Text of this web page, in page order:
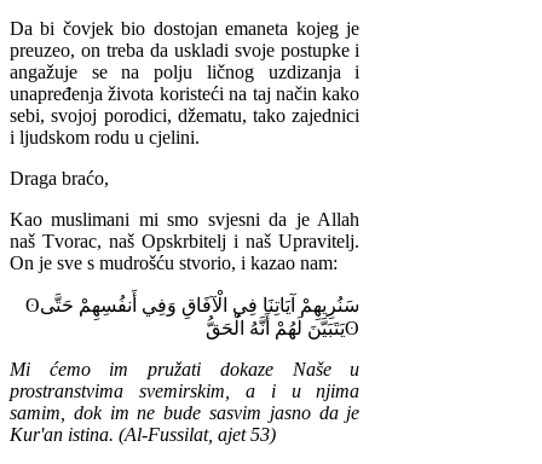
Da bi čovjek bio dostojan emaneta kojeg je
preuzeo, on treba da uskladi svoje postupke i
angažuje se na polju ličnog uzdizanja i
unapređenja života koristeći na taj način kako
sebi, svojoj porodici, džematu, tako zajednici
i ljudskom rodu u cjelini.
Draga braćo,
Kao muslimani mi smo svjesni da je Allah
naš Tvorac, naš Opskrbitelj i naš Upravitelj.
On je sve s mudrošću stvorio, i kazao nam:
ʘ سَنُرِيهِمْ آيَاتِنَا فِي الْآفَاقِ وَفِي أَنفُسِهِمْ حَتَّى
يَتَبَيَّنَ لَهُمْ أَنَّهُ الْحَقُّ
ʘ
Mi ćemo im pružati dokaze Naše u
prostranstvima svemirskim, a i u njima
samim, dok im ne bude sasvim jasno da je
Kur'an istina. (Al-Fussilat, ajet 53)